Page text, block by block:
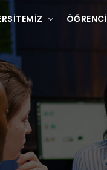
ÖĞRENCI